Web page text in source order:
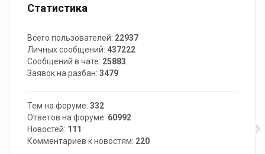
Статистика
Всего пользователей: 22937
Личных сообщений: 437222
Сообщений в чате: 25883
Заявок на разбан: 3479
Тем на форуме: 332
Ответов на форуме: 60992
Новостей: 111
Комментариев к новостям: 220